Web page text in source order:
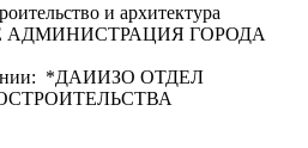
и архитектура
АДМИНИСТРАЦИЯ ГОРОДА
*ДАИИЗО ОТДЕЛ